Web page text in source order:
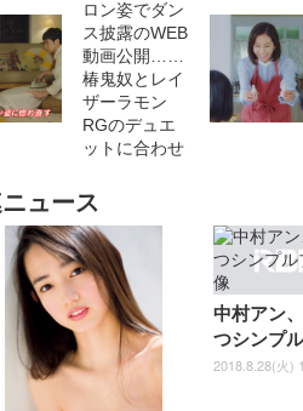
アームレスト コンパク
度回転 座面昇降 強化
ン樹脂ベース 通気性メ
在宅ワーク H-
黒網+黒枠+黒足)
￥27,999
ビジネス向けプレミア
WT | 31.5型4K
USB Type-C・ホワイ
EIZO ビジネス向けプレ
ト
￥109,572
香料 ホワイト 300枚
￥3,234
ュース
中村アン
つシンプ
2018.8.28(火)